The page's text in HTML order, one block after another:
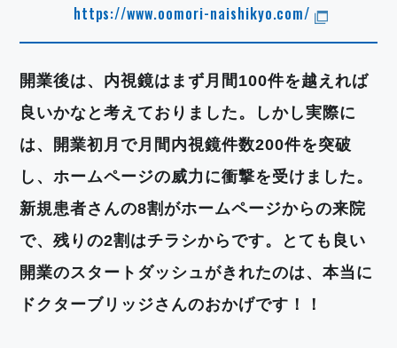
https://www.oomori-naishikyo.com/
開業後は、内視鏡はまず月間100件を越えれば
良いかなと考えておりました。しかし実際に
は、開業初月で月間内視鏡件数200件を突破
し、ホームページの威力に衝撃を受けました。
新規患者さんの8割がホームページからの来院
で、残りの2割はチラシからです。とても良い
開業のスタートダッシュがきれたのは、本当に
ドクターブリッジさんのおかげです！！